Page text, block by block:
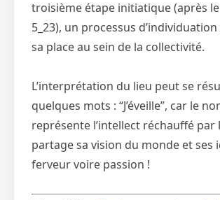
troisième étape initiatique (après le
5_23), un processus
sa place au sein de la collectivité.
L’interprétation du lieu peut se
quelques mots : “J’éveille”, car le
représente l’intellect réchauffé par
partage sa vision du monde et ses
ferveur voire passion !